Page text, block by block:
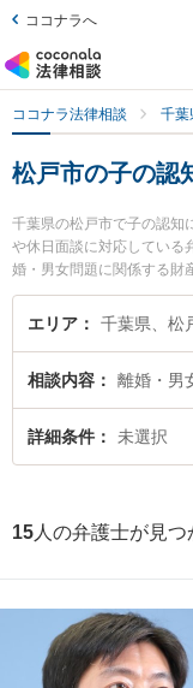
ココナラへ
ココナラ法律相談 千葉
松戸市の子の認
千葉県の松戸市で子の認知
や休日面談に対応している
婚・男女問題に関係する財
検索もでき便利です。特に
法律事務所の伊藤 未知人
認知のトラブル解決の実
で子の認知を法律相談でき
りの相談者さんにおすすめ
エリア 千葉県、松
相談内容 離婚・男
詳細条件 未選択
15 人の弁護士が見つ